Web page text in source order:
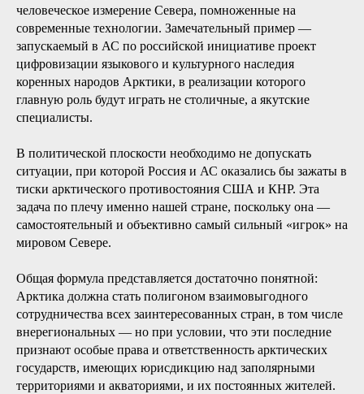
человеческое измерение Севера, помноженные на
современные технологии. Замечательный пример —
запускаемый в АС по российской инициативе проект
цифровизации языкового и культурного наследия
коренных народов Арктики, в реализации которого
главную роль будут играть не столичные, а якутские
специалисты.
В политической плоскости необходимо не допускать
ситуации, при которой Россия и АС оказались бы зажаты в
тиски арктического противостояния США и КНР. Эта
задача по плечу именно нашей стране, поскольку она —
самостоятельный и объективно самый сильный «игрок» на
мировом Севере.
Общая формула представляется достаточно понятной:
Арктика должна стать полигоном взаимовыгодного
сотрудничества всех заинтересованных стран, в том числе
внерегиональных — но при условии, что эти последние
признают особые права и ответственность арктических
государств, имеющих юрисдикцию над заполярными
территориями и акваториями, и их постоянных жителей.